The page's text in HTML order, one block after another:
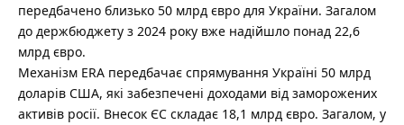
передбачено близько 50 млрд євро для України. Загалом
до держбюджету з 2024 року вже надійшло понад 22,6
млрд євро.
Механізм ERA передбачає спрямування Україні 50 млрд
доларів США, які забезпечені доходами від заморожених
активів росії. Внесок ЄС складає 18,1 млрд євро. Загалом, у